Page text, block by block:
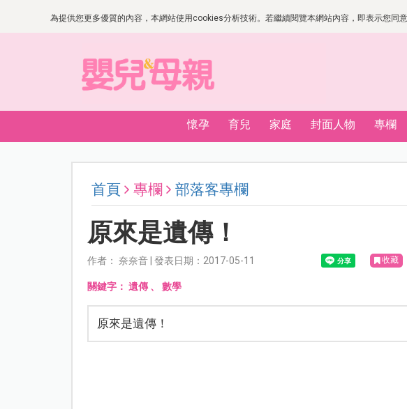
為提供您更多優質的內容，本網站使用cookies分析技術。若繼續閱覽本網站內容，即表示您
懷孕 育兒 家庭 封面人物 專欄
首頁 專欄 部落客專欄
原來是遺傳！
作者： 奈奈音 | 發表日期：2017-05-11 收藏
關鍵字： 遺傳、 數學
原來是遺傳！